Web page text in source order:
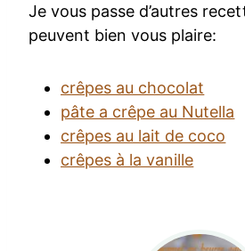
Je vous passe d’autres
peuvent bien vous plaire:
crêpes au chocolat
pâte a crêpe au Nutella
crêpes au lait de coco
crêpes à la vanille